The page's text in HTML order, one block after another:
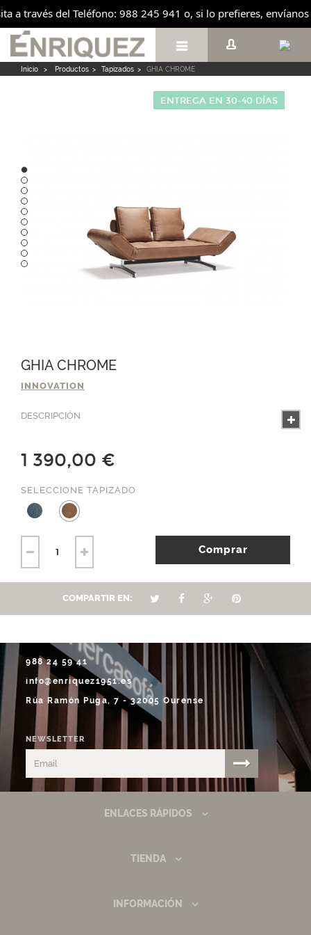
a través del Teléfono: 988 245 941 o, si lo prefieres,

Inicio > Productos > Tapizados > GHIA CHROME
ENTREGA EN 30-40 DÍAS
GHIA CHROME
INNOVATION
DESCRIPCIÓN
1 390,00 €
SELECCIONE TAPIZADO
Comprar
COMPARTIR EN:
988 24 59 41
info@enriquez1951.es
Rúa Ramón Puga, 7 - 32005 Ourense
NEWSLETTER
ENLACES RÁPIDOS
TIENDA
INFORMACIÓN